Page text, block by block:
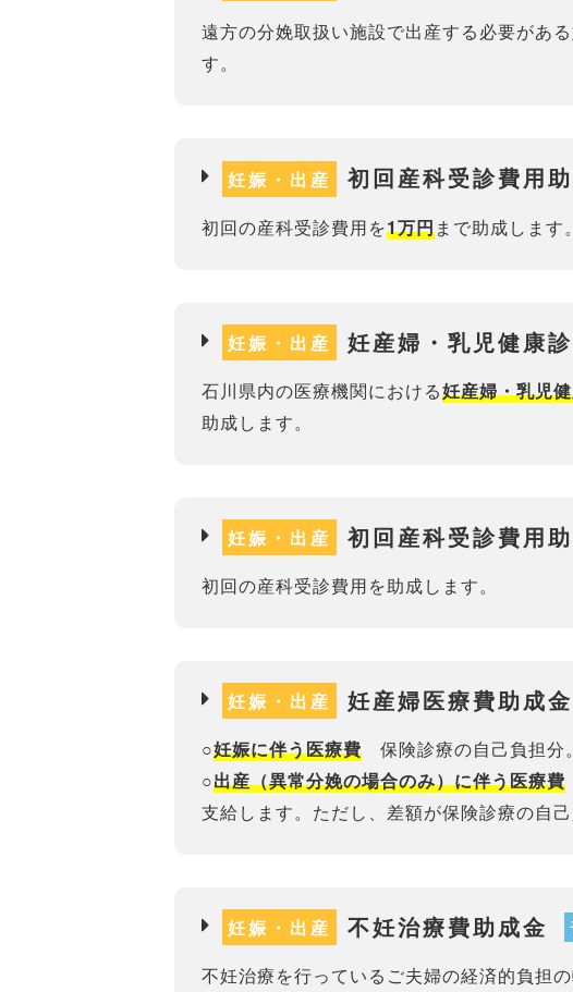
遠方の分娩取扱い施設で出産する必要があ
す。
妊娠・出産 初回産科受診費用
初回の産科受診費用を1万円まで助成します。
妊娠・出産 妊産婦・乳児健康
石川県内の医療機関における妊産婦・乳児
助成します。
妊娠・出産 初回産科受診費用
初回の産科受診費用を助成します。
妊娠・出産 妊産婦医療費助成金
○妊娠に伴う医療費 保険診療の自己負担分
○出産（異常分娩の場合のみ）に伴う医療費
支給します。ただし、差額が保険診療の自
妊娠・出産 不妊治療費助成金
不妊治療を行っているご夫婦の経済的負担の